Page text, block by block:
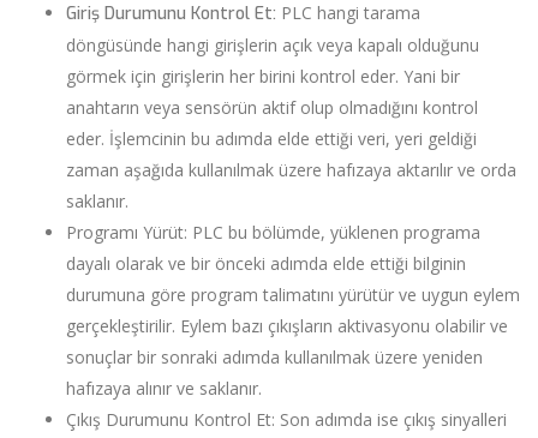
Giriş Durumunu Kontrol Et: PLC hangi tarama
döngüsünde hangi girişlerin açık veya kapalı olduğunu
görmek için girişlerin her birini kontrol eder. Yani bir
anahtarın veya sensörün aktif olup olmadığını kontrol
eder. İşlemcinin bu adımda elde ettiği veri, yeri geldiği
zaman aşağıda kullanılmak üzere hafızaya aktarılır ve orda
saklanır.
Programı Yürüt: PLC bu bölümde, yüklenen programa
dayalı olarak ve bir önceki adımda elde ettiği bilginin
durumuna göre program talimatını yürütür ve uygun eylem
gerçekleştirilir. Eylem bazı çıkışların aktivasyonu olabilir ve
sonuçlar bir sonraki adımda kullanılmak üzere yeniden
hafızaya alınır ve saklanır.
Çıkış Durumunu Kontrol Et: Son adımda ise çıkış sinyalleri